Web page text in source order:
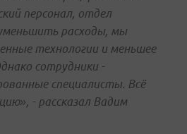
персонал, отдел
расходы, мы
технологии и меньшее
сотрудники -
специалисты. Всё
- рассказал Вадим